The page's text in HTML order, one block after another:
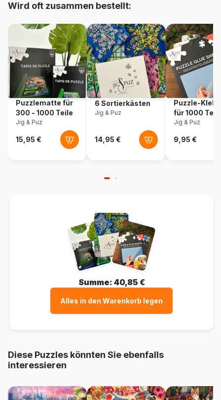
Herkunft Polen
Artikelnummer Eurographics-6000-0822
EAN 628136608220
Teileanzahl 1000 Teile
Maße 66 x 48 cm
Wird oft zusammen bestellt:
Puzzlematte für
300 - 1000 Teile
Jig & Puz
6 Sortierkästen
Jig & Puz
Puzzle-
für 1000
Jig & Puz
Summe: 40,85 €
Alles in den Warenkorb legen
Diese Puzzles könnten Sie ebenfalls
interessieren